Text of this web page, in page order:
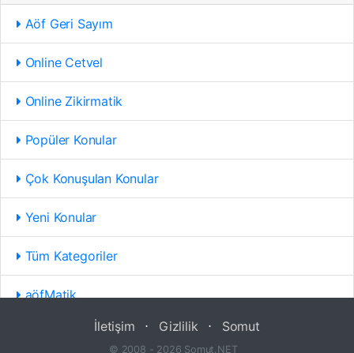
Aöf Geri Sayım
Online Cetvel
Online Zikirmatik
Popüler Konular
Çok Konuşulan Konular
Yeni Konular
Tüm Kategoriler
aöfMatik
İletişim
⋅ Gizlilik ⋅ Somut
© 2008 - 2026 Somut.NET _